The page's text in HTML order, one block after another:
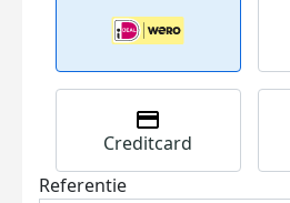
Creditcard
Referentie